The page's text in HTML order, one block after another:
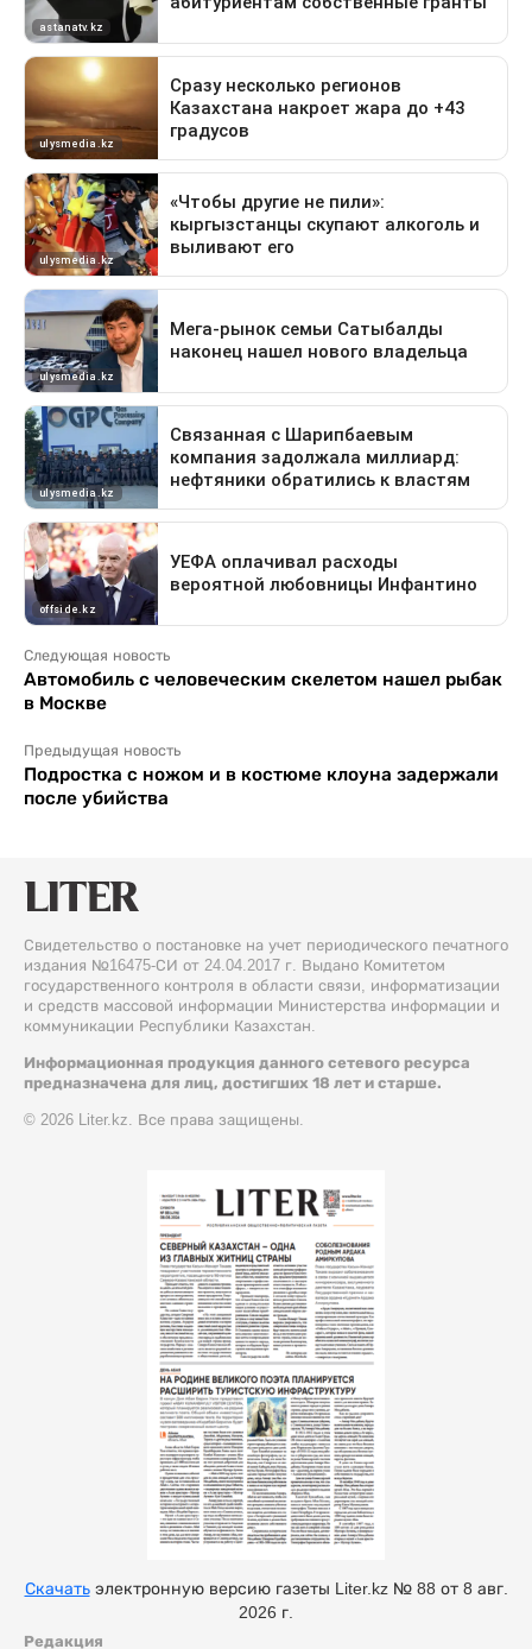
Следующая новость
Автомобиль с человеческим скелетом нашел рыбак
в Москве
Предыдущая новость
Подростка с ножом и в костюме клоуна задержали
после убийства
Свидетельство о постановке на учет периодического печатного
издания №16475-СИ от 24.04.2017 г. Выдано Комитетом
государственного контроля в области связи, информатизации
и средств массовой информации Министерства информации и
коммуникации Республики Казахстан.
Информационная продукция данного сетевого ресурса
предназначена для лиц, достигших 18 лет и старше.
© 2026 Liter.kz. Все права защищены.
Редакция
Скачатьэлектронную версию газеты Liter.kz № 88 от 8 авг.
2026 г.